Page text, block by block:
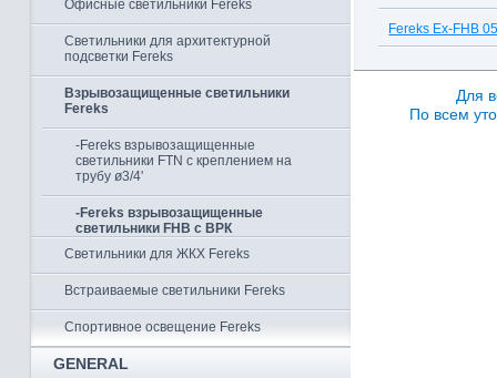
Офисные светильники Fereks
Светильники для архитектурной
подсветки Fereks
Взрывозащищенные светильники
Fereks
-Fereks взрывозащищенные
светильники FTN с креплением на
трубу ø3/4'
-Fereks взрывозащищенные
светильники FHB с ВРК
Светильники для ЖКХ Fereks
Встраиваемые светильники Fereks
Спортивное освещение Fereks
GENERAL
Fereks Ex-FHB
Для
По всем